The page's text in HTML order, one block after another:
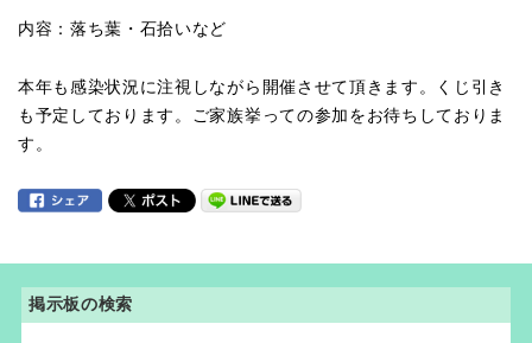
内容：落ち葉・石拾いなど
本年も感染状況に注視しながら開催させて頂きます。くじ引き
も予定しております。ご家族挙っての参加をお待ちしておりま
す。
掲示板の検索